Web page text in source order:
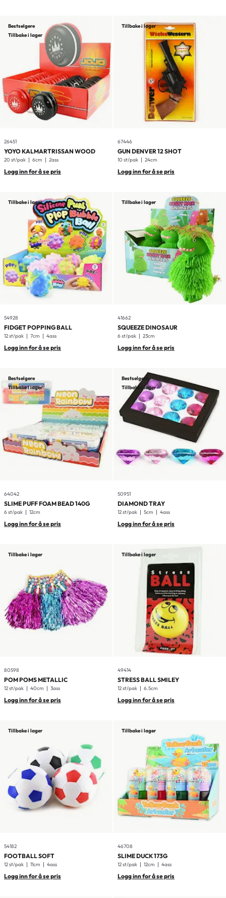
Bestselgere
Tillbake i lager
26451
YOYO KALMARTRISSAN WOOD
20 st/pak 6cm 2ass
Logg inn for å se pris
Tillbake i lager
67446
GUN DENVER 12 SHOT
10 st/pak 24cm
Logg inn for å se pris
Tillbake i lager
54928
FIDGET POPPING BALL
12 st/pak 7cm 4ass
Logg inn for å se pris
Tillbake i lager
41662
SQUEEZE DINOSAUR
6 st/pak 23cm
Logg inn for å se pris
Bestselgere
Tillbake i lager
64042
SLIME PUFF FOAM BEAD 140G
6 st/pak 12cm
Logg inn for å se pris
Bestselgere
Tillbake i lager
50951
DIAMOND TRAY
12 st/pak 5cm 4ass
Logg inn for å se pris
Tillbake i lager
80598
POM POMS METALLIC
12 st/pak 40cm 3ass
Logg inn for å se pris
Tillbake i lager
49414
STRESS BALL SMILEY
12 st/pak 6.5cm
Logg inn for å se pris
Tillbake i lager
54182
FOOTBALL SOFT
12 st/pak 11cm 4ass
Logg inn for å se pris
Tillbake i lager
46708
SLIME DUCK 173G
12 st/pak 12cm 4ass
Logg inn for å se pris